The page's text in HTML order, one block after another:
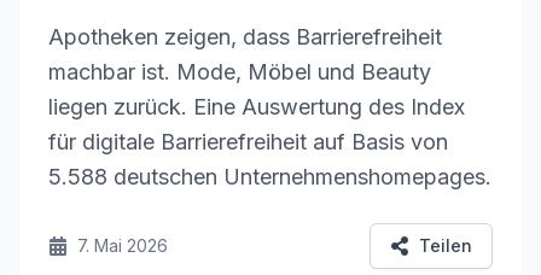
Apotheken zeigen, dass Barrierefreiheit
machbar ist. Mode, Möbel und Beauty
liegen zurück. Eine Auswertung des Index
für digitale Barrierefreiheit auf Basis von
5.588 deutschen Unternehmenshomepages.
7. Mai 2026 Teilen